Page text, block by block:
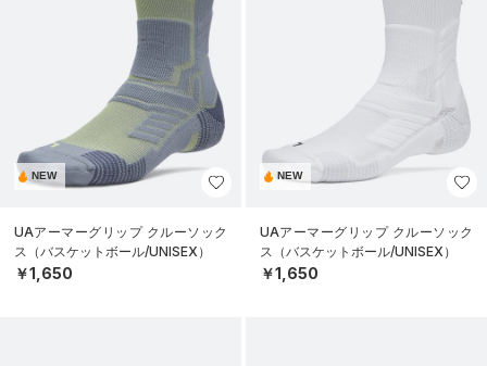
NEW
UAアーマーグリップ クルーソック
ス（バスケットボール/UNISEX）
￥1,650
NEW
UAアーマーグリップ クルーソック
ス（バスケットボール/UNISEX）
￥1,650